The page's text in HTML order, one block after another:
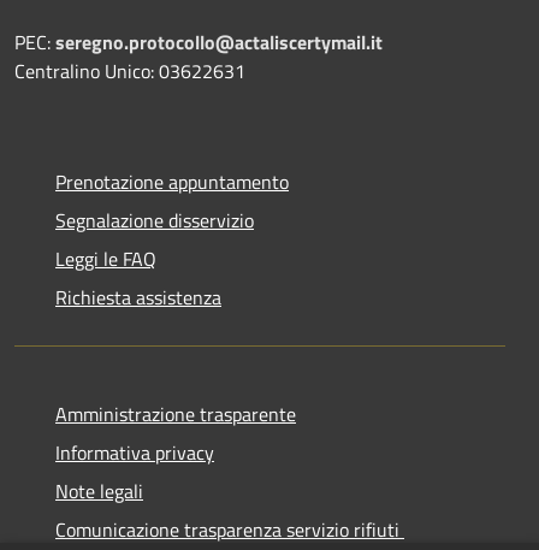
PEC:seregno.protocollo@actaliscertymail.it
Centralino Unico: 03622631
Prenotazione appuntamento
Segnalazione disservizio
Leggi le FAQ
Richiesta assistenza
Amministrazione trasparente
Informativa privacy
Note legali
Comunicazione trasparenza servizio rifiuti